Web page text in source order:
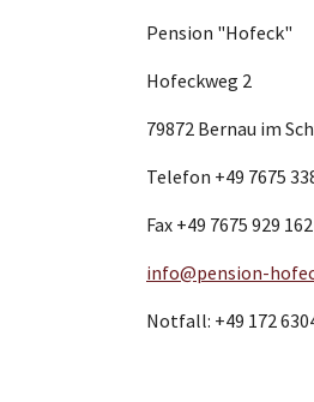
Pension "Hofeck"
Hofeckweg 2
79872 Bernau im
Telefon +49 7675
Fax +49 7675 929 162
info@pension-
Notfall: +49 172